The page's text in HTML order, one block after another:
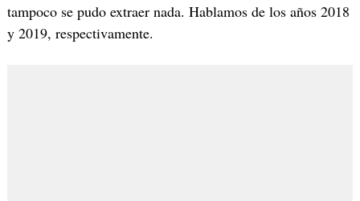
tampoco se pudo extraer nada. Hablamos de los años 2018
y 2019, respectivamente.